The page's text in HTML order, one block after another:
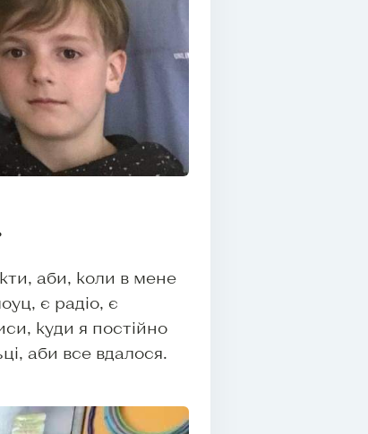
аби, коли в мене
є радіо, є
куди я постійно
аби все вдалося.